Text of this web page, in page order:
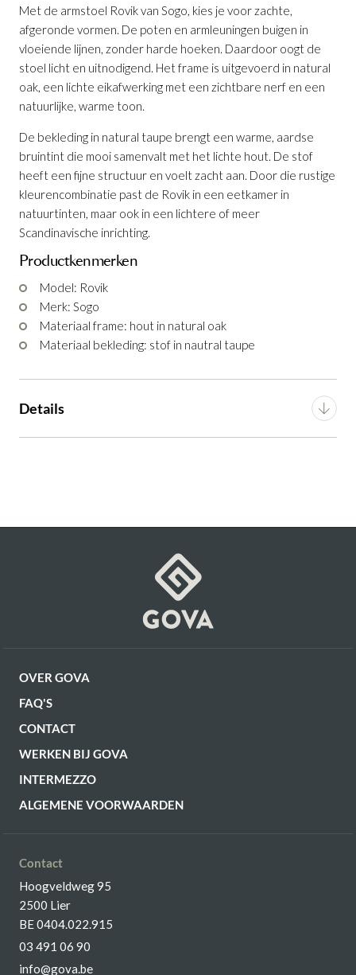
Met de armstoel Rovik van Sogo, kies je voor zachte,
afgeronde vormen. De poten en armleuningen buigen in
vloeiende lijnen, zonder harde hoeken. Daardoor oogt de
stoel licht en uitnodigend. Het frame is uitgevoerd in natural
oak, een lichte eikafwerking met een zichtbare nerf en een
natuurlijke, warme toon.
De bekleding in natural taupe brengt een warme, aardse
bruintint die mooi samenvalt met het lichte hout. De stof
heeft een fijne structuur en voelt zacht aan. Door die rustige
kleurencombinatie past de Rovik in een eetkamer in
natuurtinten, maar ook in een lichtere of meer
Scandinavische inrichting.
Productkenmerken
Model: Rovik
Merk: Sogo
Materiaal frame: hout in natural oak
Materiaal bekleding: stof in nautral taupe
Details
Armstoel Rovik Natural Taupe Natural
Oakis toegevoegd aan je winkelmandje
Armstoel Rovik Natural Taupe Natural Oak
Productnummer: G16150008918
€ 245,00 incl. BTW
OF VERDER WINKELEN
OVER GOVA
FAQ'S
CONTACT
WERKEN BIJ GOVA
INTERMEZZO
ALGEMENE VOORWAARDEN
Contact
Hoogveldweg 95
2500 Lier
BE 0404.022.915
03 491 06 90
info@gova.be